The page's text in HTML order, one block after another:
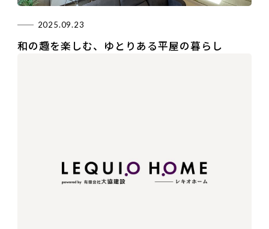
2025.09.23
和の趣を楽しむ、ゆとりある平屋の暮らし